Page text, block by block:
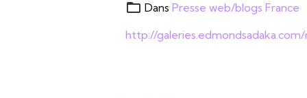
Dans Presse web/blogs France
http://